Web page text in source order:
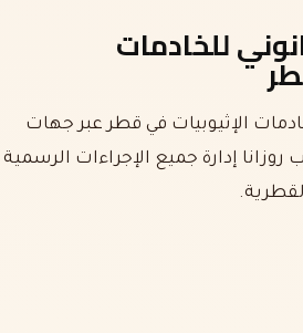
للخادمات
الإثيوبيات في قطر عبر جهات
إدارة جميع الإجراءات الرسمية